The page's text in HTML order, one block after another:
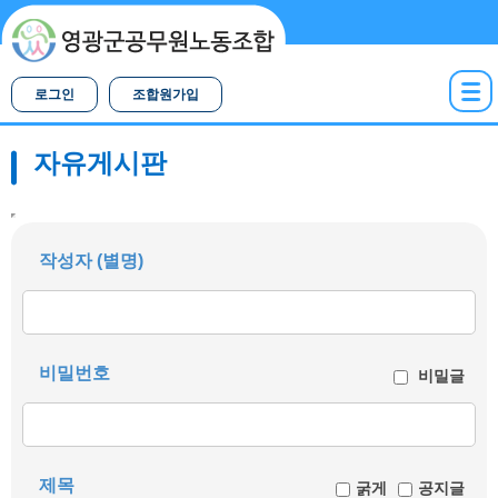
로그인 조합원가입
자유게시판
작성자 (별명)
비밀번호 비밀글
제목 굵게 공지글